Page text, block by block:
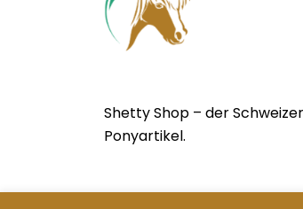
Shetty Shop – der
Ponyartikel.